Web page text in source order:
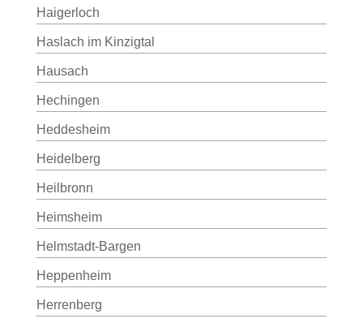
Haigerloch
Haslach im Kinzigtal
Hausach
Hechingen
Heddesheim
Heidelberg
Heilbronn
Heimsheim
Helmstadt-Bargen
Heppenheim
Herrenberg